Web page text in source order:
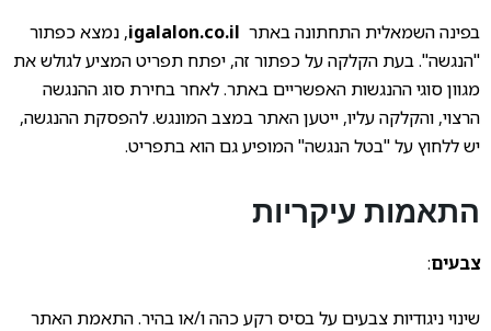
בפינה השמאלית התחתונה באתר
, נמצא כפתור
"הנגשה". בעת הקלקה על כפתור זה, יפתח תפריט המציע לגולש את
מגוון סוגי ההנגשות האפשריים באתר. לאחר בחירת סוג ההנגשה
הרצוי, והקלקה עליו, ייטען האתר במצב המונגש. להפסקת ההנגשה,
יש ללחוץ על "בטל הנגשה" המופיע גם הוא בתפריט.
התאמות עיקריות
צבעים:
שינוי ניגודיות צבעים על בסיס רקע כהה ו/או בהיר. התאמת האתר